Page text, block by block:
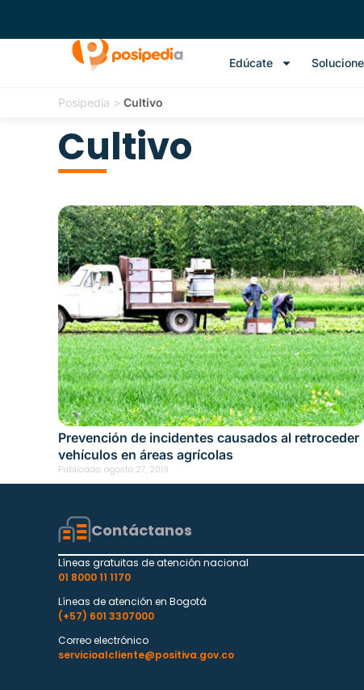
Edúcate
Posipedia > Cultivo
Cultivo
Prevención de incidentes causados al retroceder
vehículos en áreas agrícolas
Publicado: agosto 27, 2019
Contáctanos
Líneas gratuitas de atención nacional
01 8000 11 1170
Líneas de atención en Bogotá
(+57) 601 3307000
Correo electrónico
servicioalcliente@positiva.gov.co